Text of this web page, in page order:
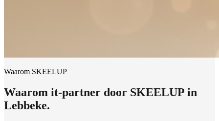
Waarom SKEELUP
Waarom it-partner door SKEELUP in
Lebbeke.